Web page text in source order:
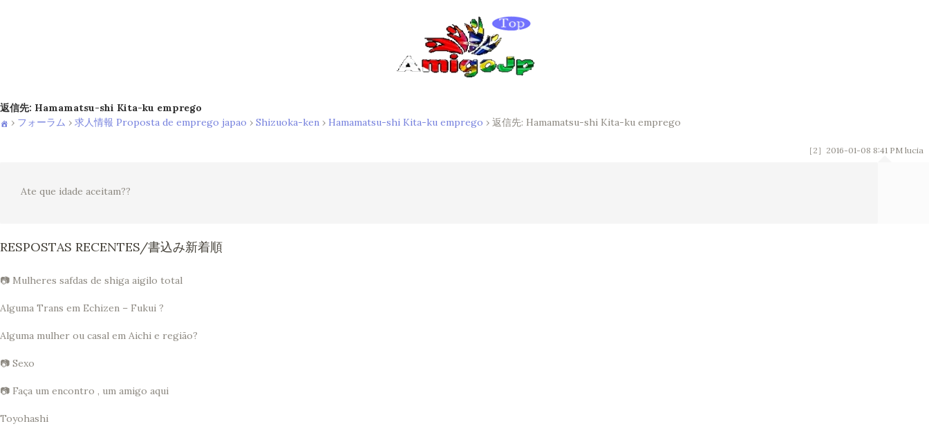
返信先: Hamamatsu-shi Kita-ku emprego
› フォーラム › 求人情報 Proposta de emprego japao › Shizuoka-ken › Hamamatsu-shi Kita-ku emprego › 返信先: Hamamatsu-shi Kita-ku emprego
［2］2016-01-08 8:41 PM lucia
Ate que idade aceitam??
RESPOSTAS RECENTES/書込み新着順
📷 Mulheres safdas de shiga aigilo total
Alguma Trans em Echizen – Fukui ?
Alguma mulher ou casal em Aichi e região?
📷 Sexo
📷 Faça um encontro , um amigo aqui
Toyohashi